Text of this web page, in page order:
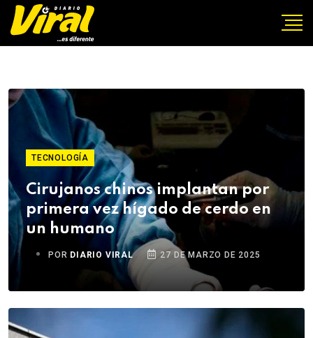
TECNOLOGÍA
Cirujanos chinos implantan por
primera vez hígado de cerdo en
un humano
POR DIARIO VIRAL 27 DE MARZO DE 2025